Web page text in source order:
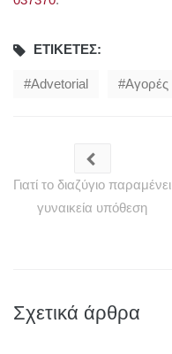
ΕΤΙΚΈΤΕΣ:
Advetorial Αγορές
Γιατί το διαζύγιο παραμένει
γυναικεία υπόθεση
Σχετικά άρθρα